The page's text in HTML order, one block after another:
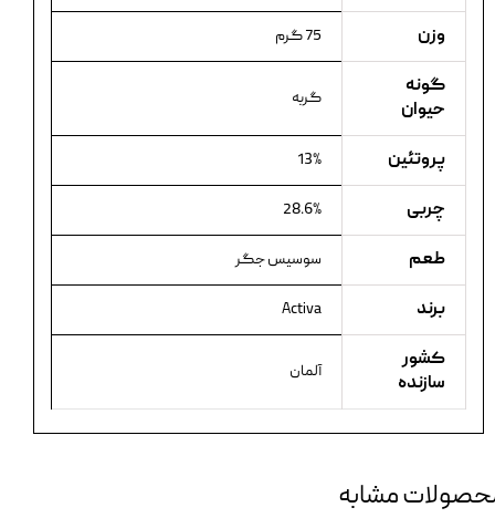
وزن 75 گرم
گونه
حیوان
گربه
پروتئین 13%
چربی 28.6%
طعم سوسیس جگر
برند Activa
کشور
سازنده
آلمان
مشابه